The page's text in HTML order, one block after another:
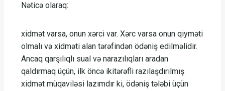
Nəticə olaraq:
xidmət varsa, onun xərci var. Xərc varsa onun qiyməti
olmalı və xidməti alan tərəfindən ödəniş edilməlidir.
Ancaq qarşılıqlı sual və narazılıqları aradan
qaldırmaq üçün, ilk öncə ikitərəfli razılaşdırılmış
xidmət müqaviləsi lazımdır ki, ödəniş tələbi üçün